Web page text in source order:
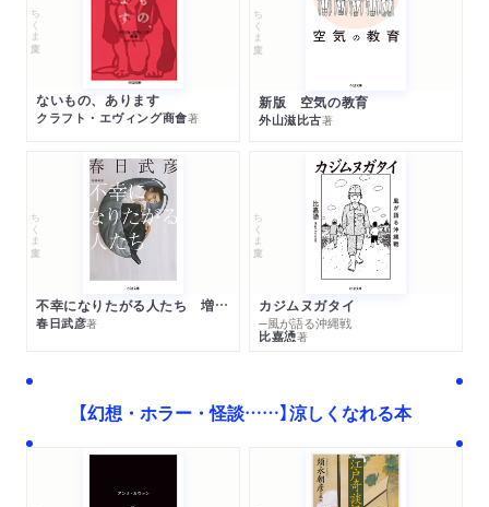
ちくま文庫
ないもの、あります
クラフト・エヴィング商會著
ちくま文庫
新版 空気の教育
外山滋比古著
ちくま文庫
不幸になりたがる人たち 増補新版
春日武彦著
ちくま文庫
カジムヌガタイ
─風が語る沖縄戦
比嘉慂著
【幻想・ホラー・怪談……】涼しくなれる本